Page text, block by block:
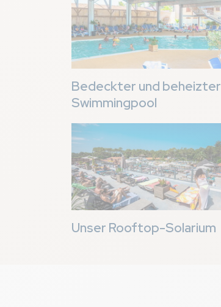
Bedeckter und beheizter
Swimmingpool
Bild
Unser Rooftop-Solarium